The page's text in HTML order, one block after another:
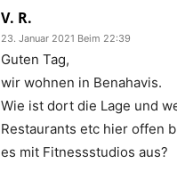
V. R.
23. Januar 2021 Beim 22:39
Guten Tag,
wir wohnen in Benahavis.
Wie ist dort die Lage und
Restaurants etc hier offen
es mit Fitnessstudios aus?